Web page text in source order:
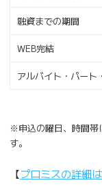
融資までの期間
WEB完結
アルバイト・パート
※申込の曜日、時間帯
す。
【プロミスの詳細